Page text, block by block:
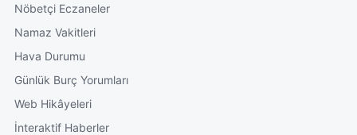
Nöbetçi Eczaneler
Namaz Vakitleri
Hava Durumu
Günlük Burç Yorumları
Web Hikâyeleri
İnteraktif Haberler